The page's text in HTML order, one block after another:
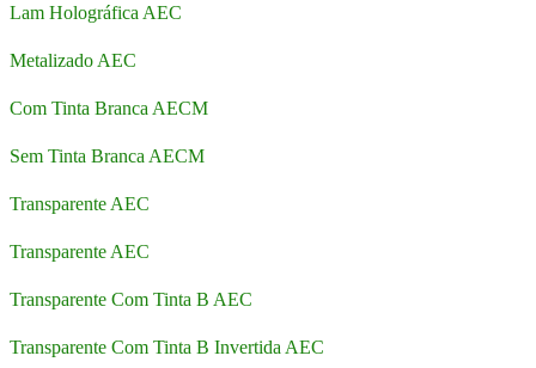
Lam Holográfica AEC
Metalizado AEC
Com Tinta Branca AECM
Sem Tinta Branca AECM
Transparente AEC
Transparente AEC
Transparente Com Tinta B AEC
Transparente Com Tinta B Invertida AEC